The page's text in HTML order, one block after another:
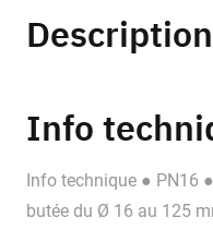
Description
Info
Info technique ● PN16
butée du Ø 16 au 125